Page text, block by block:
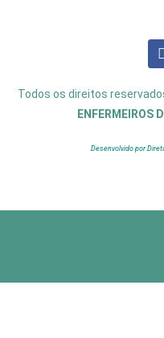
Todos os direitos
ENFERMEIROS
Desenvolvido por